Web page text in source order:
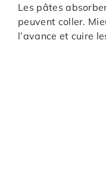
Les pâtes
peuvent coller.
l’avance et cuire